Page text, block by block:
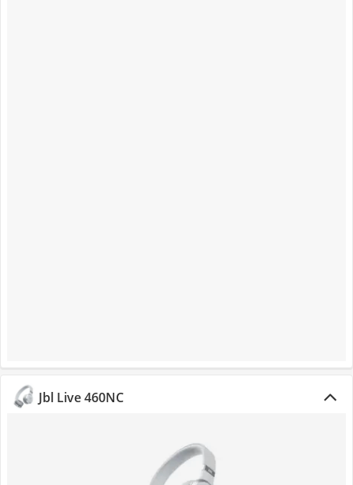
Jbl Live 460NC